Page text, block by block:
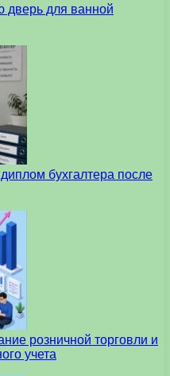
дверь для ванной
бухгалтера после
розничной торговли и
учета